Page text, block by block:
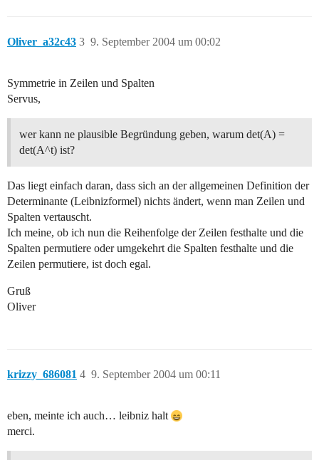
Oliver_a32c43 9. September 2004 um 00:02
3
Symmetrie in Zeilen und Spalten
Servus,
wer kann ne plausible Begründung geben, warum det(A) =
det(A^t) ist?
Das liegt einfach daran, dass sich an der allgemeinen Definition der
Determinante (Leibnizformel) nichts ändert, wenn man Zeilen und
Spalten vertauscht.
Ich meine, ob ich nun die Reihenfolge der Zeilen festhalte und die
Spalten permutiere oder umgekehrt die Spalten festhalte und die
Zeilen permutiere, ist doch egal.
Gruß
Oliver
krizzy_686081 9. September 2004 um 00:11
4
eben, meinte ich auch… leibniz halt
merci.